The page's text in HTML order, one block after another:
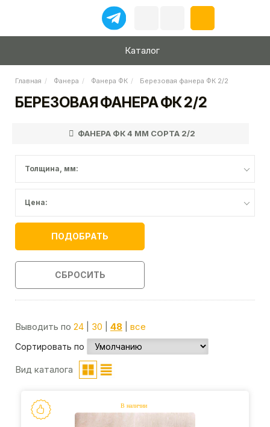
Каталог
Главная Фанера Фанера ФК Березовая фанера ФК 2/2
БЕРЕЗОВАЯ ФАНЕРА ФК 2/2
ФАНЕРА ФК 4 ММ СОРТА 2/2
Толщина, мм:
Цена:
ПОДОБРАТЬ
СБРОСИТЬ
Выводить по 24 30 48 все
Сортировать по
Вид каталога